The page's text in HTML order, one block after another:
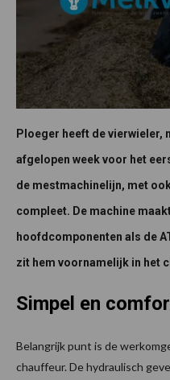
Ploeger heeft de vierwieler,
afgelopen week voor het
de mestmachinelijn, met
compleet. De machine
hoofdcomponenten als de
zit hem voornamelijk in het
Simpel en
Belangrijk punt is de
chauffeur. De hydraulisch